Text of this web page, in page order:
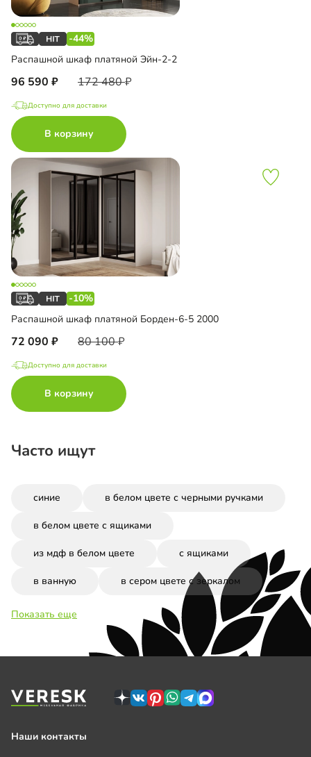
-44%
Распашной шкаф платяной Эйн-2-2
96 590 172 480
Доступно для доставки
В корзину
-10%
Распашной шкаф платяной Борден-6-5 2000
72 090 80 100
Доступно для доставки
В корзину
Часто ищут
синие в белом цвете с черными ручками
в белом цвете с ящиками
из мдф в белом цвете с ящиками
в ванную в сером цвете с зеркалом
Показать еще
Наши контакты